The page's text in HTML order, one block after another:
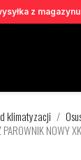
z
klimatyzacji
NOWY XK